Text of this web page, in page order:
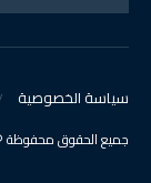
سياسة الخصوصية
جميع الحقوق محفوظة © 2021 لـ المساء - يُدار بواسطة إدارة التحول